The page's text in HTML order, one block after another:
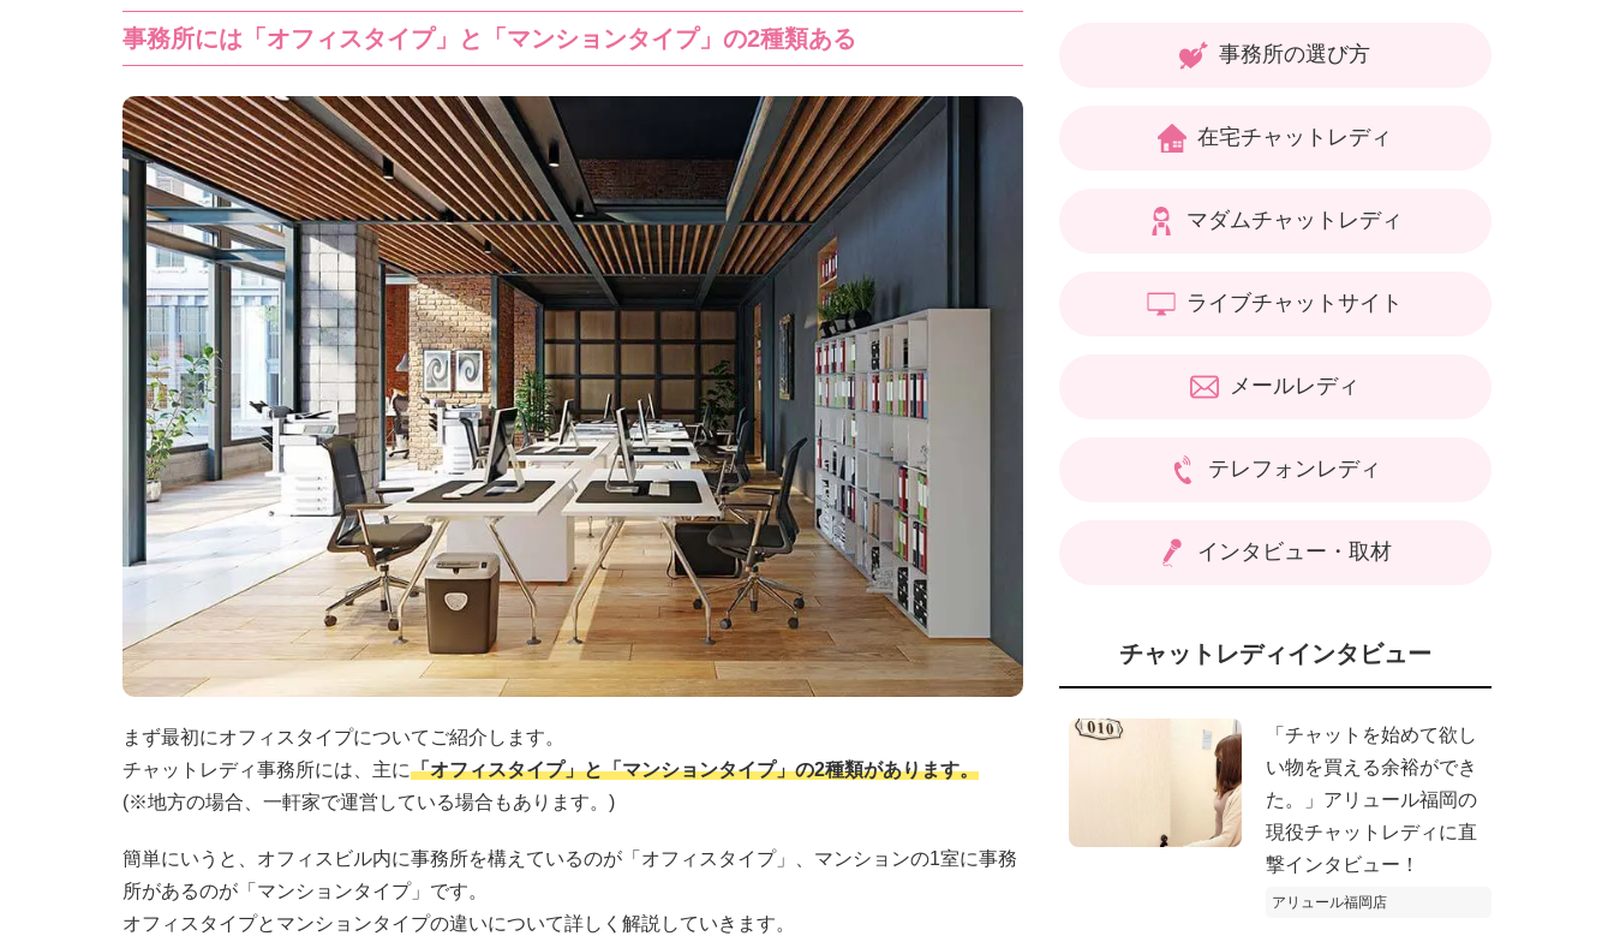
事務所には「オフィスタイプ」と「マンションタイプ」の2種類ある
まず最初にオフィスタイプについてご紹介します。
チャットレディ事務所には、主に「オフィスタイプ」と「マンションタイプ」の2種類があります。
(※地方の場合、一軒家で運営している場合もあります。)
簡単にいうと、オフィスビル内に事務所を構えているのが「オフィスタイプ」、マンションの1室に事務
所があるのが「マンションタイプ」です。
オフィスタイプとマンションタイプの違いについて詳しく解説していきます。
事務所の選び方
在宅チャットレディ
マダムチャットレディ
ライブチャットサイト
メールレディ
テレフォンレディ
インタビュー・取材
チャットレディインタビュー
「チャットを始めて欲し
い物を買える余裕ができ
た。」アリュール福岡の
現役チャットレディに直
撃インタビュー！
アリュール福岡店